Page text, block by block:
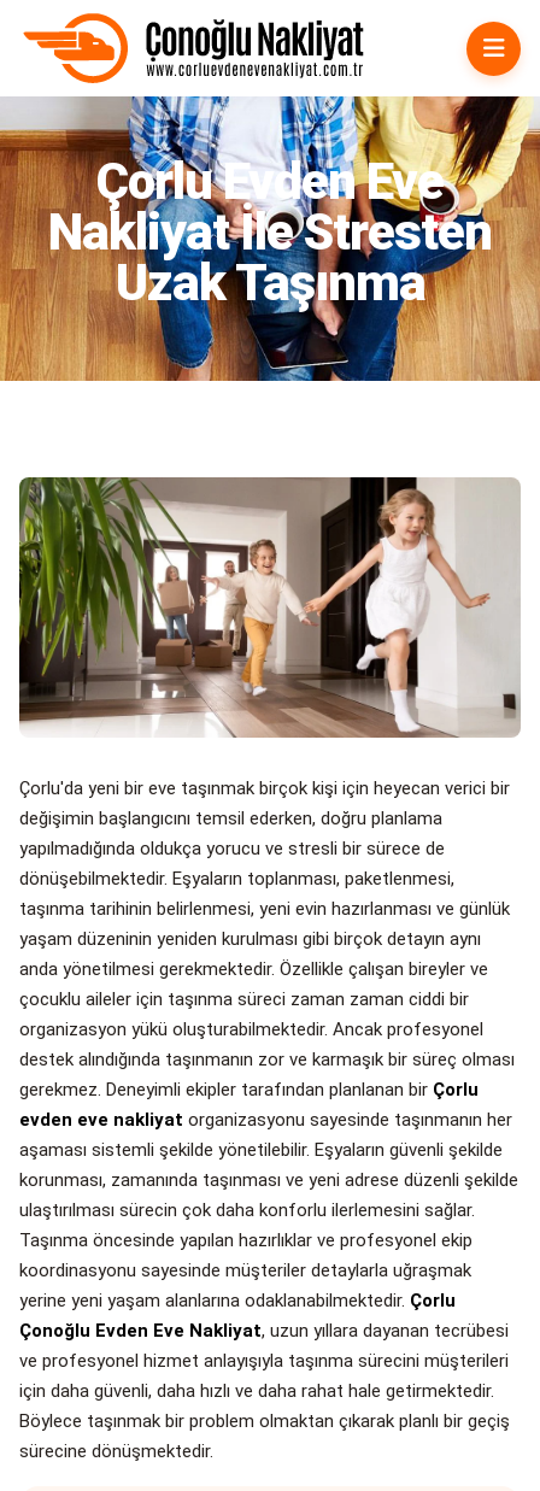
Çorlu Evden Eve Nakliyat
Çorlu Evden Eve
Nakliyat İle Stresten
Uzak Taşınma
Çorlu'da yeni bir eve taşınmak birçok kişi için heyecan verici bir
değişimin başlangıcını temsil ederken, doğru planlama
yapılmadığında oldukça yorucu ve stresli bir sürece de
dönüşebilmektedir. Eşyaların toplanması, paketlenmesi,
taşınma tarihinin belirlenmesi, yeni evin hazırlanması ve günlük
yaşam düzeninin yeniden kurulması gibi birçok detayın aynı
anda yönetilmesi gerekmektedir. Özellikle çalışan bireyler ve
çocuklu aileler için taşınma süreci zaman zaman ciddi bir
organizasyon yükü oluşturabilmektedir. Ancak profesyonel
destek alındığında taşınmanın zor ve karmaşık bir süreç olması
gerekmez. Deneyimli ekipler tarafından planlanan bir Çorlu
evden eve nakliyat organizasyonu sayesinde taşınmanın her
aşaması sistemli şekilde yönetilebilir. Eşyaların güvenli şekilde
korunması, zamanında taşınması ve yeni adrese düzenli şekilde
ulaştırılması sürecin çok daha konforlu ilerlemesini sağlar.
Taşınma öncesinde yapılan hazırlıklar ve profesyonel ekip
koordinasyonu sayesinde müşteriler detaylarla uğraşmak
yerine yeni yaşam alanlarına odaklanabilmektedir. Çorlu
Çonoğlu Evden Eve Nakliyat, uzun yıllara dayanan tecrübesi
ve profesyonel hizmet anlayışıyla taşınma sürecini müşterileri
için daha güvenli, daha hızlı ve daha rahat hale getirmektedir.
Böylece taşınmak bir problem olmaktan çıkarak planlı bir geçiş
sürecine dönüşmektedir.